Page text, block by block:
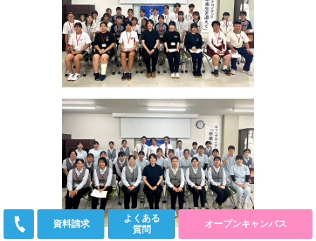
資料請求
よくある
質問
オープンキャンパス